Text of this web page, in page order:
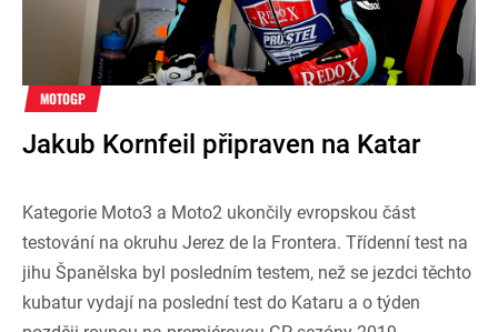
MOTOGP
Jakub Kornfeil připraven na Katar
Kategorie Moto3 a Moto2 ukončily evropskou část
testování na okruhu Jerez de la Frontera. Třídenní test na
jihu Španělska byl posledním testem, než se jezdci těchto
kubatur vydají na poslední test do Kataru a o týden